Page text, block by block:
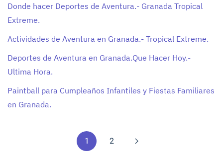
Donde hacer Deportes de Aventura.- Granada Tropical
Extreme.
Actividades de Aventura en Granada.- Tropical Extreme.
Deportes de Aventura en Granada.Que Hacer Hoy.-
Ultima Hora.
Paintball para Cumpleaños Infantiles y Fiestas Familiares
en Granada.
1 2